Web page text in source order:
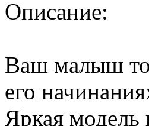
Описание:
Ваш малыш
его
Яркая модель